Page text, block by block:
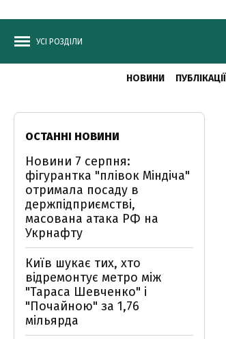
УСІ РОЗДІЛИ
НОВИНИ ПУБЛІКАЦІЇ
ОСТАННІ НОВИНИ
Новини 7 серпня:
фігурантка "плівок Міндіча"
отримала посаду в
держпідприємстві,
масована атака РФ на
Укрнафту
Київ шукає тих, хто
відремонтує метро між
"Тараса Шевченко" і
"Почайною" за 1,76
мільярда